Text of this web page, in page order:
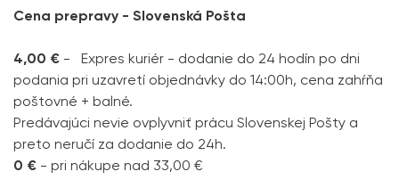
Cena prepravy - Slovenská Pošta
4,00 € - Expres kuriér - dodanie do 24 hodín po dni
podania pri uzavretí objednávky do 14:00h, cena zahŕňa
poštovné + balné.
Predávajúci nevie ovplyvniť prácu Slovenskej Pošty a
preto neručí za dodanie do 24h.
0 € - pri nákupe nad 33,00 €